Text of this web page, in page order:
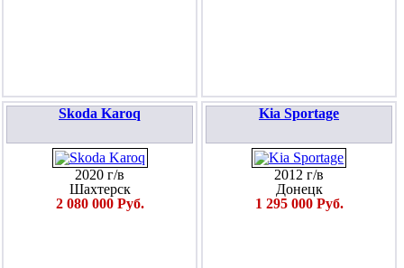
Skoda Karoq
2020 г/в
Шахтерск
2 080 000 Руб.
Kia Sportage
2012 г/в
Донецк
1 295 000 Руб.